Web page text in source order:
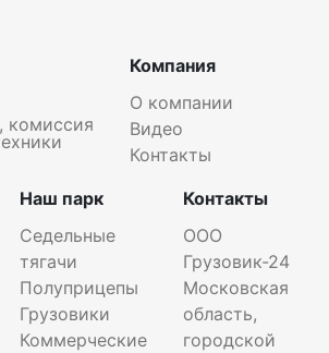
комиссия
Компания
О компании
Видео
Контакты
Наш парк
Седельные
тягачи
Полуприцепы
Грузовики
Коммерческие
Контакты
ООО
Грузовик-24
Московская
область,
городской